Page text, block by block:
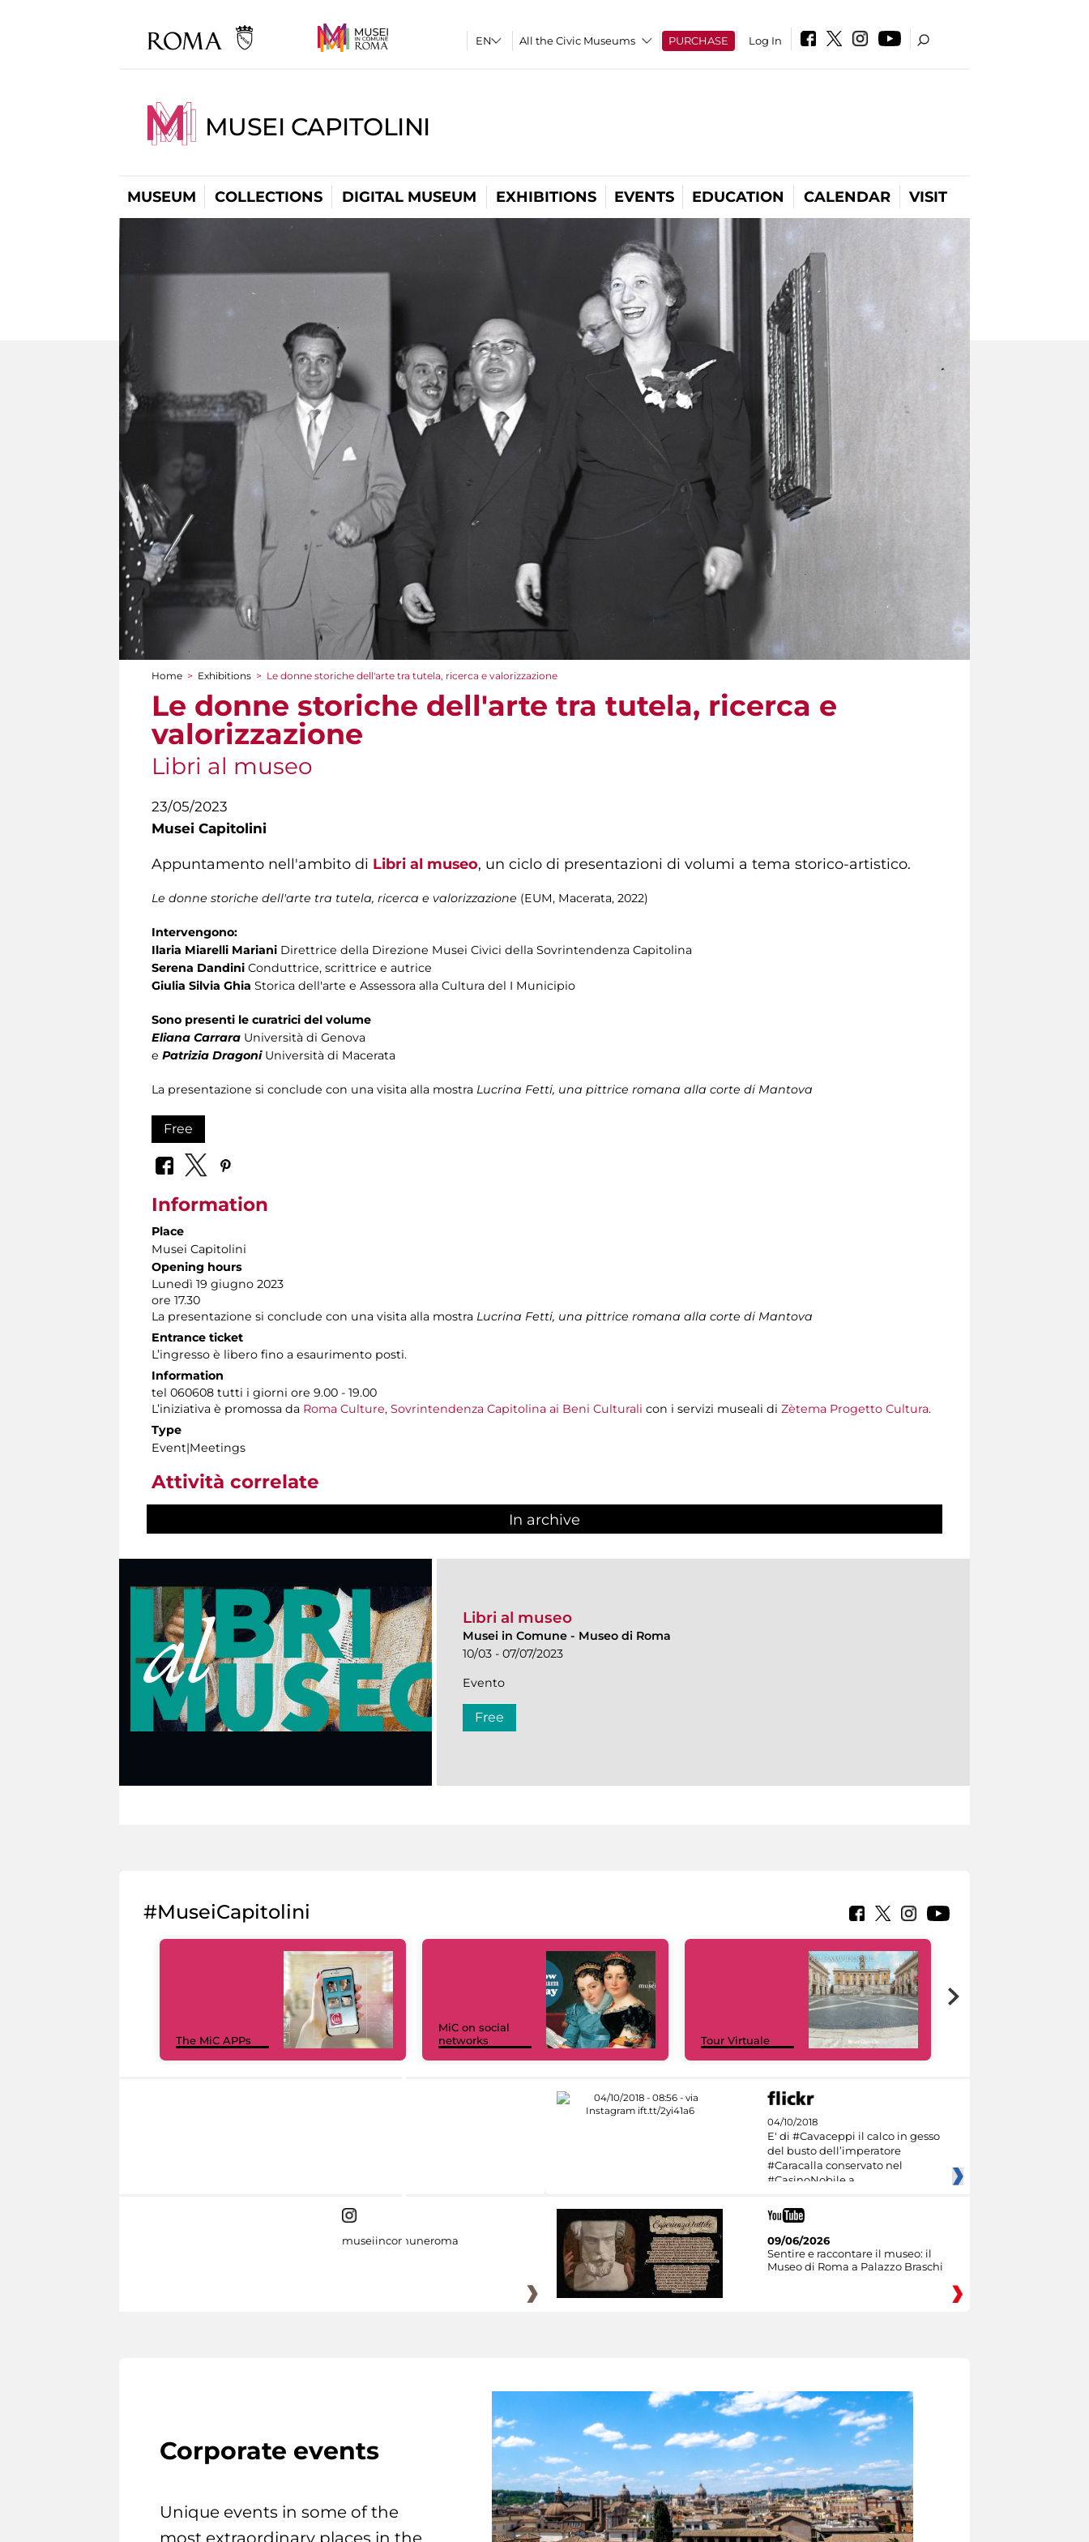
All the Civic Museums PURCHASE Log In
MUSEI CAPITOLINI
MUSEUM COLLECTIONS DIGITAL MUSEUM EXHIBITIONS EVENTS EDUCATION CALENDAR VISIT
You are here
Home > Exhibitions > Le donne storiche dell'arte tra tutela, ricerca e valorizzazione
Le donne storiche dell'arte tra tutela, ricerca e
valorizzazione
Libri al museo
23/05/2023
Musei Capitolini
Appuntamento nell'ambito di Libri al museo, un ciclo di presentazioni di volumi a tema storico-artistico.
Le donne storiche dell'arte tra tutela, ricerca e valorizzazione (EUM, Macerata, 2022)
Intervengono:
Ilaria Miarelli Mariani Direttrice della Direzione Musei Civici della Sovrintendenza Capitolina
Serena Dandini Conduttrice, scrittrice e autrice
Giulia Silvia Ghia Storica dell'arte e Assessora alla Cultura del I Municipio
Sono presenti le curatrici del volume
Eliana Carrara Università di Genova
e Patrizia DragoniUniversità di Macerata
La presentazione si conclude con una visita alla mostra Lucrina Fetti, una pittrice romana alla corte di Mantova
Free
Information
Place
Musei Capitolini
Opening hours
Lunedì 19 giugno 2023
ore 17.30
La presentazione si conclude con una visita alla mostra Lucrina Fetti, una pittrice romana alla corte di Mantova
Entrance ticket
L’ingresso è libero fino a esaurimento posti.
Information
tel 060608 tutti i giorni ore 9.00 - 19.00
L’iniziativa è promossa da Roma Culture, Sovrintendenza Capitolina ai Beni Culturali con i servizi museali di Zètema Progetto Cultura.
Type
Event|Meetings
Attività correlate
In archive
Libri al museo
Musei in Comune - Museo di Roma
10/03 - 07/07/2023
Evento
Free
#MuseiCapitolini
The MiC APPs
MiC on social
networks
Tour Virtuale
04/10/2018
E' di #Cavaceppi il calco in gesso
del busto dell’imperatore
#Caracalla conservato nel
#CasinoNobile a
museiincomuneroma
09/06/2026
Sentire e raccontare il museo: il
Museo di Roma a Palazzo Braschi
Corporate events
Unique events in some of the
most extraordinary places in the